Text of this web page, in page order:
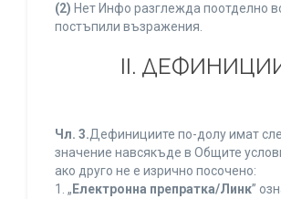
(2) Нет Инфо разглежда поотделно
постъпили възражения.
ІІ.
Чл. 3.Дефинициите по-долу имат
значение навсякъде в Общите
ако друго не е изрично посочено:
1. „ Електронна препратка/Линк”